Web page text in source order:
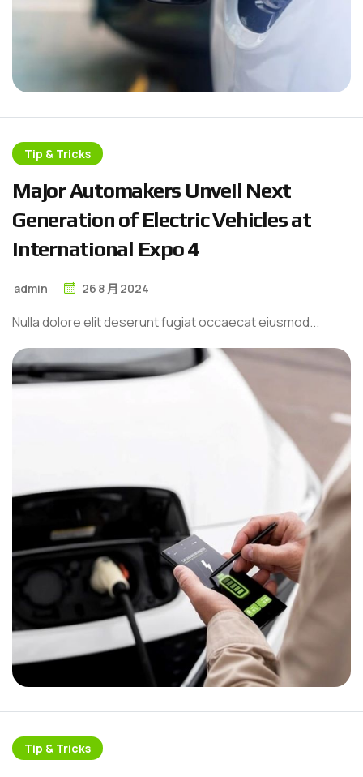
Tip & Tricks
MajorAutomakers Unveil Next
Generation of ElectricVehiclesat
International Expo4
admin 26 8 月 2024
Nulla dolore elit deserunt fugiat occaecat eiusmod...
Tip & Tricks